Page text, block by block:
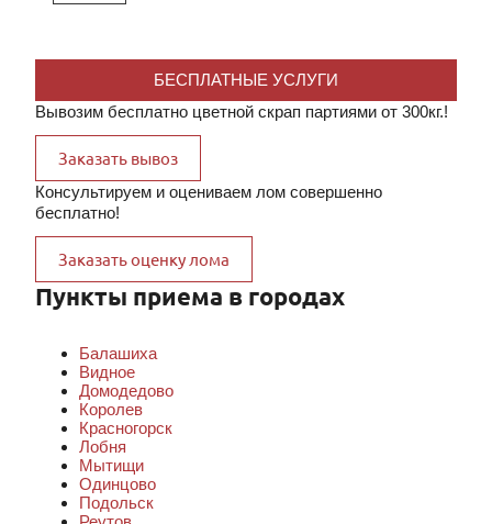
БЕСПЛАТНЫЕ УСЛУГИ
Вывозим бесплатно цветной скрап партиями от 300кг.!
Заказать вывоз
Консультируем и оцениваем лом совершенно
бесплатно!
Заказать оценку лома
Пункты приема в городах
Балашиха
Видное
Домодедово
Королев
Красногорск
Лобня
Мытищи
Одинцово
Подольск